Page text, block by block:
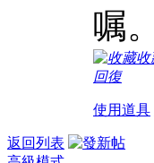
嘱。
收
回復
使用道具
返回列表